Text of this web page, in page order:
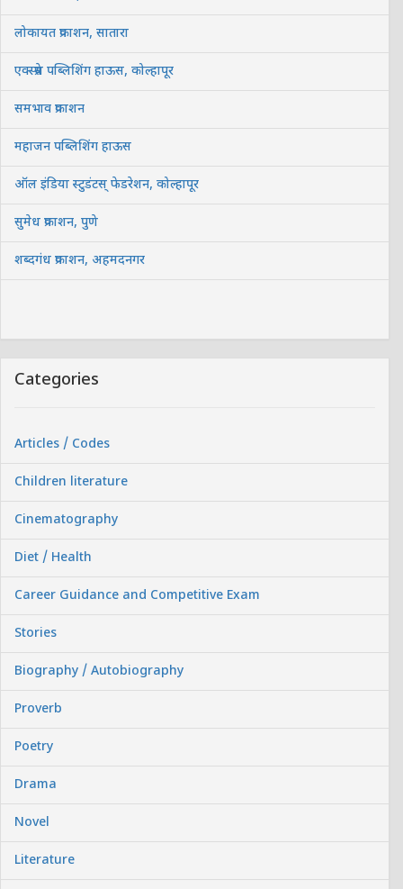
लोकायत प्रकाशन, सातारा
एक्स्प्रेस पब्लिशिंग हाऊस, कोल्हापूर
समभाव प्रकाशन
महाजन पब्लिशिंग हाऊस
ऑल इंडिया स्टुडंटस् फेडरेशन, कोल्हापूर
सुमेध प्रकाशन, पुणे
शब्दगंध प्रकाशन, अहमदनगर
Categories
Articles / Codes
Children literature
Cinematography
Diet / Health
Career Guidance and Competitive Exam
Stories
Biography / Autobiography
Proverb
Poetry
Drama
Novel
Literature